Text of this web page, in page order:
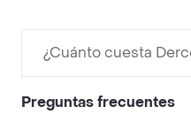
¿Cuánto cuesta
Preguntas frecuentes